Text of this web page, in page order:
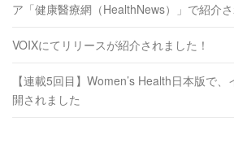
ア「健康醫療網（HealthNews）」で紹介さ
VOIXにてリリースが紹介されました！
【連載5回目】Women’s Health日本版で
開されました